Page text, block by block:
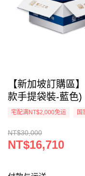
【新加坡訂購區
款手提袋裝-藍色)
宅配满NT$2,000免运 国
NT$30,000
NT$16,710